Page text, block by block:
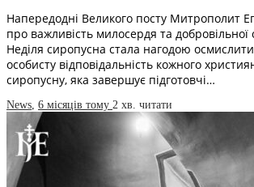
Напередодні Великого посту Митрополит
про важливість милосердя та добровільної
Неділя сиропусна стала нагодою
особисту відповідальність кожного
сиропусну, яка завершує підготовчі…
News 6 місяців тому 2 хв. читати